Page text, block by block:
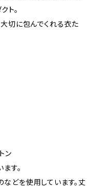
ト。
大切に包んでくれる衣た
ン
す。
どを使用しています。丈